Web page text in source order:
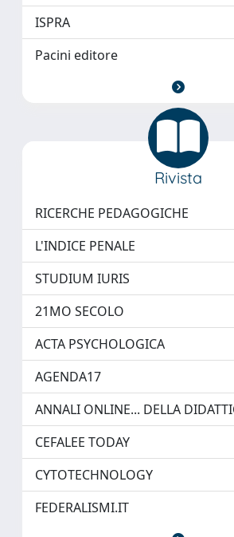
ISPRA
Pacini editore
Rivista
RICERCHE PEDAGOGICHE
L'INDICE PENALE
STUDIUM IURIS
21MO SECOLO
ACTA PSYCHOLOGICA
AGENDA17
ANNALI ONLINE... DELLA
CEFALEE TODAY
CYTOTECHNOLOGY
FEDERALISMI.IT